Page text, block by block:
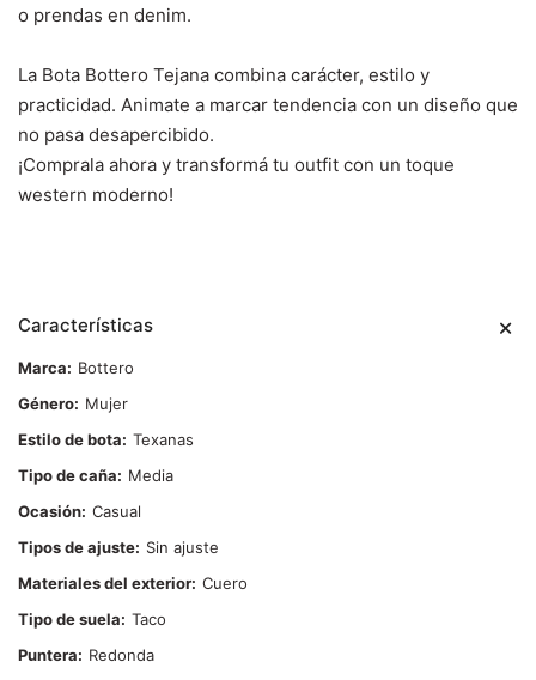
o prendas en denim.
La Bota Bottero Tejana combina carácter, estilo y
practicidad. Animate a marcar tendencia con un diseño que
no pasa desapercibido.
¡Comprala ahora y transformá tu outfit con un toque
western moderno!
Características
Marca
Bottero
Género
Mujer
Estilo de bota
Texanas
Tipo de caña
Media
Ocasión Casual
Tipos de ajuste
Sin ajuste
Materiales del exterior Cuero
Tipo de suela
Taco
Puntera
Redonda